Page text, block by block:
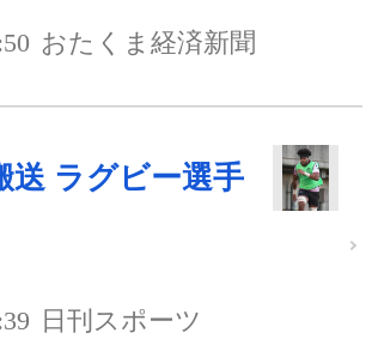
おたくま経済新聞
送 ラグビー選手
日刊スポーツ